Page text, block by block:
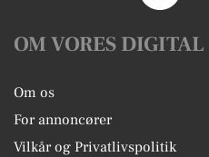
OM VORES DIGITAL
Om os
For annoncører
Vilkår og Privatlivspolitik